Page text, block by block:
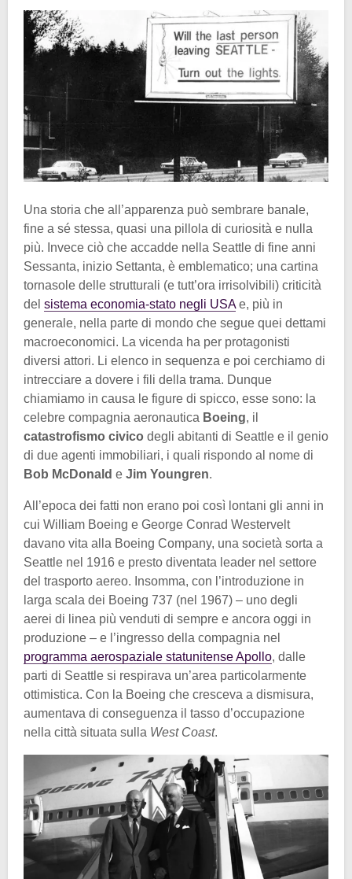
Una storia che all’apparenza può sembrare banale,
fine a sé stessa, quasi una pillola di curiosità e nulla
più. Invece ciò che accadde nella Seattle di fine anni
Sessanta, inizio Settanta, è emblematico; una cartina
tornasole delle strutturali (e tutt’ora irrisolvibili) criticità
del sistema economia-stato negli USAe, più in
generale, nella parte di mondo che segue quei dettami
macroeconomici. La vicenda ha per protagonisti
diversi attori. Li elenco in sequenza e poi cerchiamo di
intrecciare a dovere i fili della trama. Dunque
chiamiamo in causa le figure di spicco, esse sono: la
celebre compagnia aeronautica Boeing, il
catastrofismo civico degli abitanti di Seattle e il genio
di due agenti immobiliari, i quali rispondo al nome di
Bob McDonald e Jim Youngren.
All’epoca dei fatti non erano poi così lontani gli anni in
cui William Boeing e George Conrad Westervelt
davano vita alla Boeing Company, una società sorta a
Seattle nel 1916 e presto diventata leader nel settore
del trasporto aereo. Insomma, con l’introduzione in
larga scala dei Boeing 737 (nel 1967) – uno degli
aerei di linea più venduti di sempre e ancora oggi in
produzione – e l’ingresso della compagnia nel
programma aerospaziale statunitense Apollo, dalle
parti di Seattle si respirava un’area particolarmente
ottimistica. Con la Boeing che cresceva a dismisura,
aumentava di conseguenza il tasso d’occupazione
nella città situata sulla West Coast.